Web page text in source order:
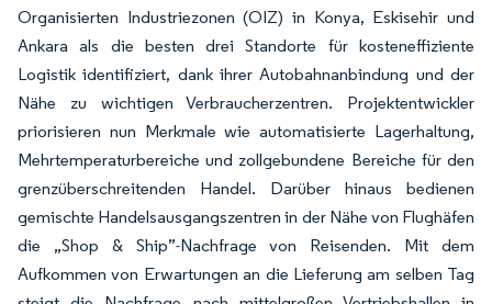
Organisierten Industriezonen (OIZ) in Konya, Eskisehir und
Ankara als die besten drei Standorte für kosteneffiziente
Logistik identifiziert, dank ihrer Autobahnanbindung und der
Nähe zu wichtigen Verbraucherzentren. Projektentwickler
priorisieren nun Merkmale wie automatisierte Lagerhaltung,
Mehrtempera­turbereiche und zollgebundene Bereiche für den
grenzüberschreitenden Handel. Darüber hinaus bedienen
gemischte Handelsausgangszentren in der Nähe von Flughäfen
die „Shop & Ship”-Nachfrage von Reisenden. Mit dem
Aufkommen von Erwartungen an die Lieferung am selben Tag